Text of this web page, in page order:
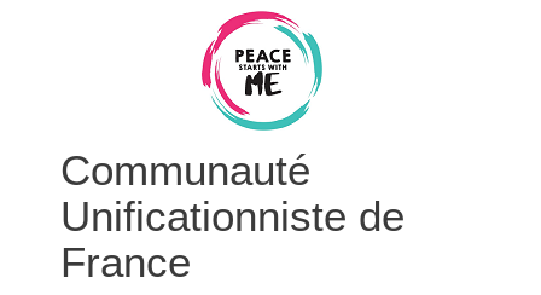
Communauté
Unificationniste de
France